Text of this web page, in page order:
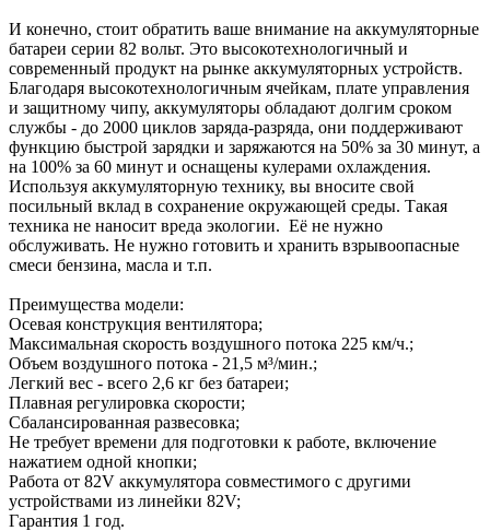
И конечно, стоит обратить ваше внимание на аккумуляторные
батареи серии 82 вольт. Это высокотехнологичный и
современный продукт на рынке аккумуляторных устройств.
Благодаря высокотехнологичным ячейкам, плате управления
и защитному чипу, аккумуляторы обладают долгим сроком
службы - до 2000 циклов заряда-разряда, они поддерживают
функцию быстрой зарядки и заряжаются на 50% за 30 минут, а
на 100% за 60 минут и оснащены кулерами охлаждения.
Используя аккумуляторную технику, вы вносите свой
посильный вклад в сохранение окружающей среды. Такая
техника не наносит вреда экологии. Её не нужно
обслуживать. Не нужно готовить и хранить взрывоопасные
смеси бензина, масла и т.п.
Преимущества модели:
Осевая конструкция вентилятора;
Максимальная скорость воздушного потока 225 км/ч.;
Объем воздушного потока - 21,5 м³/мин.;
Легкий вес - всего 2,6 кг без батареи;
Плавная регулировка скорости;
Сбалансированная развесовка;
Не требует времени для подготовки к работе, включение
нажатием одной кнопки;
Работа от 82V аккумулятора совместимого с другими
устройствами из линейки 82V;
Гарантия 1 год.